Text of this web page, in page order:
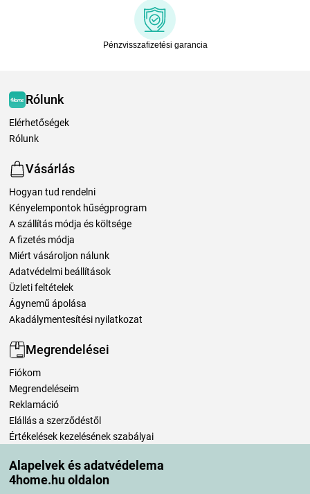
Alapelvek és adatvédelema
4home.hu oldalon
Pénzvisszafizetési garancia
Rólunk
Elérhetőségek
Rólunk
Vásárlás
Hogyan tud rendelni
Kényelempontok hűségprogram
A szállítás módja és költsége
A fizetés módja
Miért vásároljon nálunk
Adatvédelmi beállítások
Üzleti feltételek
Ágynemű ápolása
Akadálymentesítési nyilatkozat
Megrendelései
Fiókom
Megrendeléseim
Reklamáció
Elállás a szerződéstől
Értékelések kezelésének szabályai
Szállítási módok